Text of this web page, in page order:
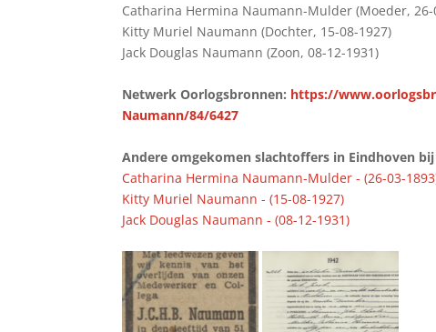
Catharina Hermina Naumann-Mulder (Moeder, 26-
Kitty Muriel Naumann (Dochter, 15-08-1927)
Jack Douglas Naumann (Zoon, 08-12-1931)
Netwerk Oorlogsbronnen: https://
Naumann/84/6427
Andere omgekomen slachtoffers in Eindhoven
Catharina Hermina Naumann-Mulder - (26-03-
Kitty Muriel Naumann - (15-08-1927)
Jack Douglas Naumann - (08-12-1931)